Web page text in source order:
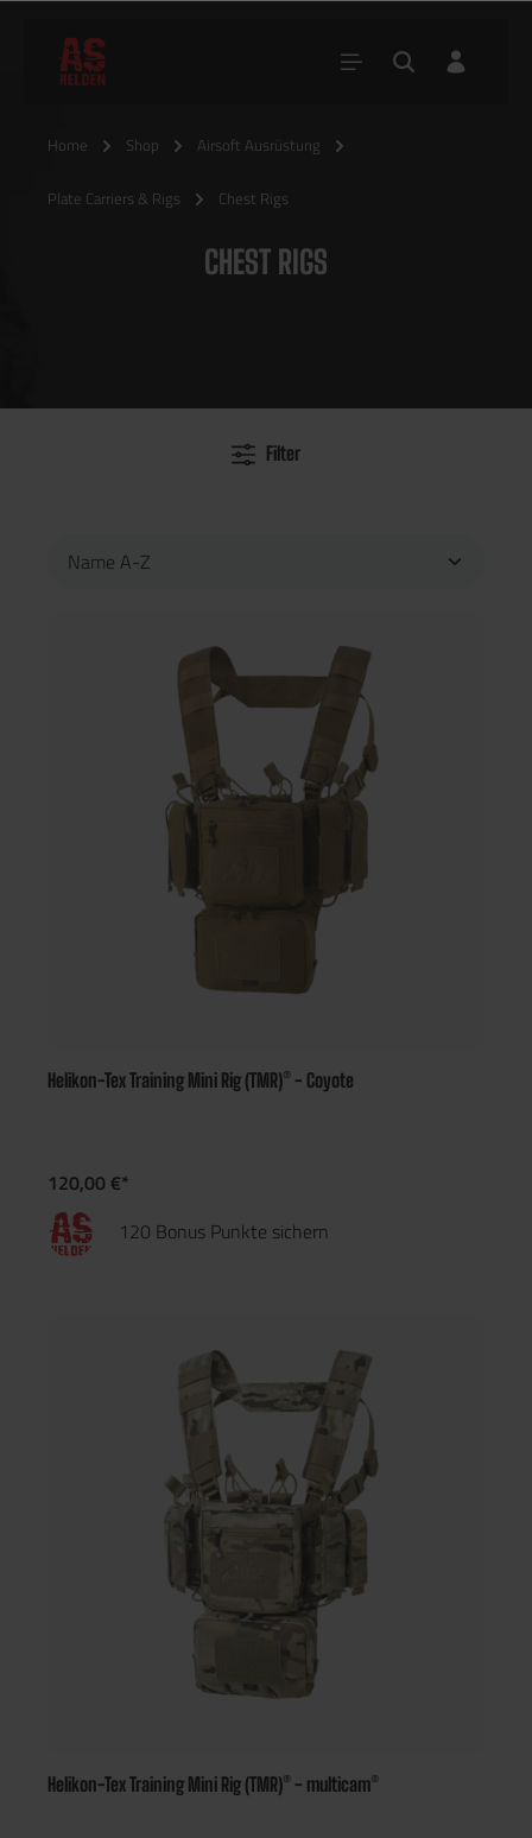
Home Shop Airsoft Ausrüstung
Plate Carriers & Rigs Chest Rigs
CHEST RIGS
Filter
Helikon-Tex Training Mini Rig (TMR)® - Coyote
120,00 €*
120 Bonus Punkte sichern
Helikon-Tex Training Mini Rig (TMR)® - multicam®